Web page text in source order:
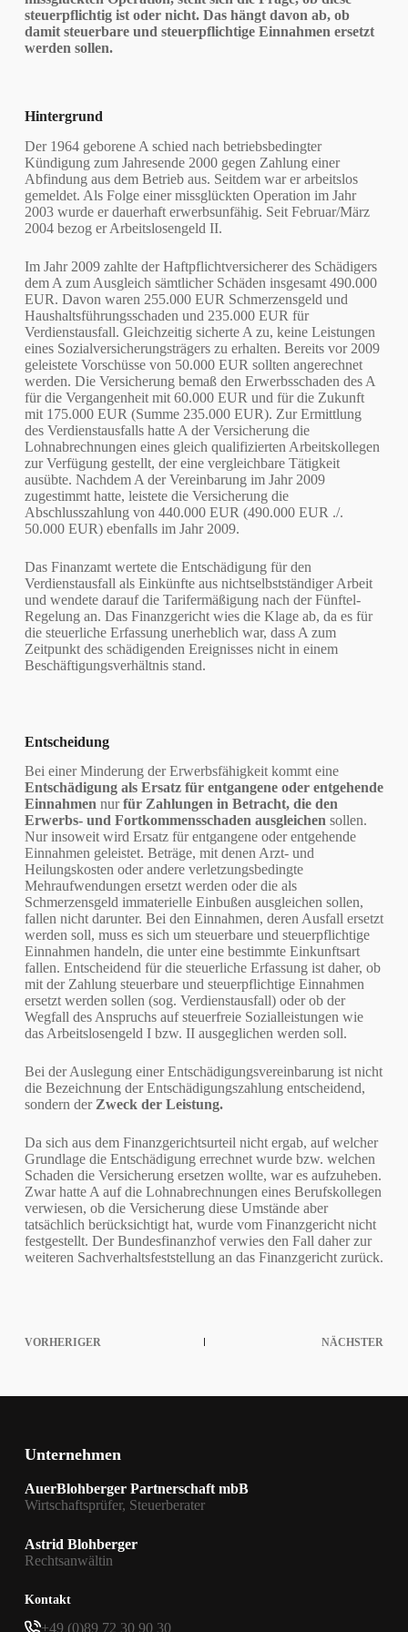
steuerpflichtig ist oder nicht. Das hängt davon ab, ob
damit steuerbare und steuerpflichtige Einnahmen ersetzt
werden sollen.
Hintergrund
Der 1964 geborene A schied nach betriebsbedingter
Kündigung zum Jahresende 2000 gegen Zahlung einer
Abfindung aus dem Betrieb aus. Seitdem war er arbeitslos
gemeldet. Als Folge einer missglückten Operation im Jahr
2003 wurde er dauerhaft erwerbsunfähig. Seit Februar/März
2004 bezog er Arbeitslosengeld II.
Im Jahr 2009 zahlte der Haftpflichtversicherer des Schädigers
dem A zum Ausgleich sämtlicher Schäden insgesamt 490.000
EUR. Davon waren 255.000 EUR Schmerzensgeld und
Haushaltsführungsschaden und 235.000 EUR für
Verdienstausfall. Gleichzeitig sicherte A zu, keine Leistungen
eines Sozialversicherungsträgers zu erhalten. Bereits vor 2009
geleistete Vorschüsse von 50.000 EUR sollten angerechnet
werden. Die Versicherung bemaß den Erwerbsschaden des A
für die Vergangenheit mit 60.000 EUR und für die Zukunft
mit 175.000 EUR (Summe 235.000 EUR). Zur Ermittlung
des Verdienstausfalls hatte A der Versicherung die
Lohnabrechnungen eines gleich qualifizierten Arbeitskollegen
zur Verfügung gestellt, der eine vergleichbare Tätigkeit
ausübte. Nachdem A der Vereinbarung im Jahr 2009
zugestimmt hatte, leistete die Versicherung die
Abschlusszahlung von 440.000 EUR (490.000 EUR ./.
50.000 EUR) ebenfalls im Jahr 2009.
Das Finanzamt wertete die Entschädigung für den
Verdienstausfall als Einkünfte aus nichtselbstständiger Arbeit
und wendete darauf die Tarifermäßigung nach der Fünftel-
Regelung an. Das Finanzgericht wies die Klage ab, da es für
die steuerliche Erfassung unerheblich war, dass A zum
Zeitpunkt des schädigenden Ereignisses nicht in einem
Beschäftigungsverhältnis stand.
Entscheidung
Bei einer Minderung der Erwerbsfähigkeit kommt eine
Entschädigung als Ersatz für entgangene oder entgehende
Einnahmen nurfür Zahlungen in Betracht, die den
Erwerbs- und Fortkommensschaden ausgleichen sollen.
Nur insoweit wird Ersatz für entgangene oder entgehende
Einnahmen geleistet. Beträge, mit denen Arzt- und
Heilungskosten oder andere verletzungsbedingte
Mehraufwendungen ersetzt werden oder die als
Schmerzensgeld immaterielle Einbußen ausgleichen sollen,
fallen nicht darunter. Bei den Einnahmen, deren Ausfall ersetzt
werden soll, muss es sich um steuerbare und steuerpflichtige
Einnahmen handeln, die unter eine bestimmte Einkunftsart
fallen. Entscheidend für die steuerliche Erfassung ist daher, ob
mit der Zahlung steuerbare und steuerpflichtige Einnahmen
ersetzt werden sollen (sog. Verdienstausfall) oder ob der
Wegfall des Anspruchs auf steuerfreie Sozialleistungen wie
das Arbeitslosengeld I bzw. II ausgeglichen werden soll.
Bei der Auslegung einer Entschädigungsvereinbarung ist nicht
die Bezeichnung der Entschädigungszahlung entscheidend,
sondern der Zweck der Leistung.
Da sich aus dem Finanzgerichtsurteil nicht ergab, auf welcher
Grundlage die Entschädigung errechnet wurde bzw. welchen
Schaden die Versicherung ersetzen wollte, war es aufzuheben.
Zwar hatte A auf die Lohnabrechnungen eines Berufskollegen
verwiesen, ob die Versicherung diese Umstände aber
tatsächlich berücksichtigt hat, wurde vom Finanzgericht nicht
festgestellt. Der Bundesfinanzhof verwies den Fall daher zur
weiteren Sachverhaltsfeststellung an das Finanzgericht zurück.
VORHERIGER NÄCHSTER
Unternehmen
AuerBlohberger Partnerschaft mbB
Wirtschaftsprüfer, Steuerberater
Astrid Blohberger
Rechtsanwältin
Kontakt
+49 (0)89 72 30 90 30